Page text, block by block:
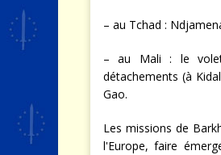
– au Tchad :
– au Mali : le volet
détachements (à
Gao.
Les missions de
l'Europe, faire